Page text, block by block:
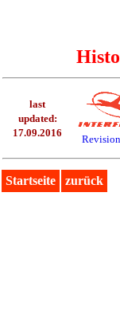
last
updated:
17.09.2016
Startseite zurück